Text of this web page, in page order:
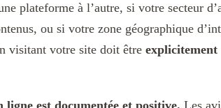
plateforme à l’autre, si votre secteur
ou si votre zone géographique
visitant votre site doit être